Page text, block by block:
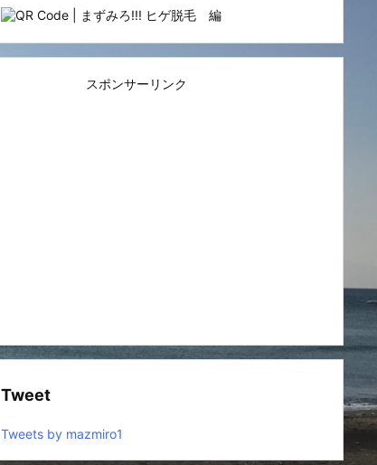
スポンサーリンク
Tweet
Tweets by mazmiro1